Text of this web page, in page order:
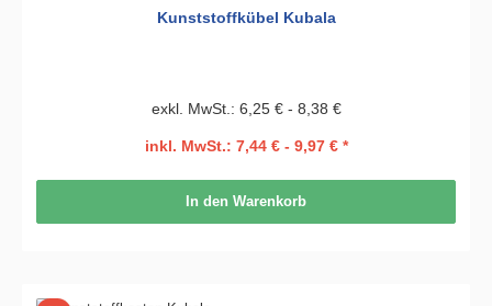
Kunststoffkübel Kubala
exkl. MwSt.: 6,25 € - 8,38 €
inkl. MwSt.: 7,44 € - 9,97 € *
In den Warenkorb